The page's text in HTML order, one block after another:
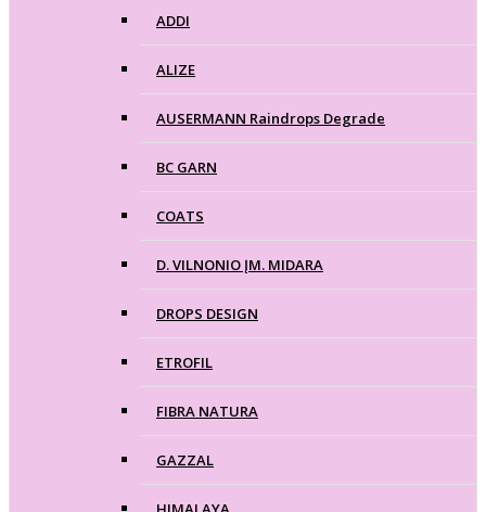
ADDI
ALIZE
AUSERMANN Raindrops Degrade
BC GARN
COATS
D. VILNONIO ĮM. MIDARA
DROPS DESIGN
ETROFIL
FIBRA NATURA
GAZZAL